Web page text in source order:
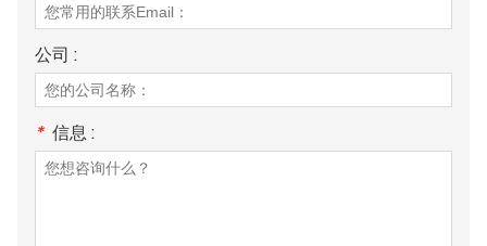
公司 :
* 信息 :